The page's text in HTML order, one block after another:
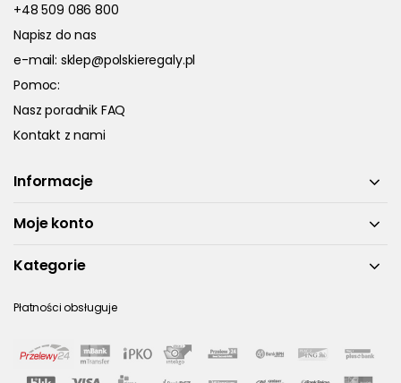
+48 509 086 800
Napisz do nas
e-mail: sklep@polskieregaly.pl
Pomoc:
Nasz poradnik FAQ
Kontakt z nami
Informacje
Moje konto
Kategorie
Płatności obsługuje